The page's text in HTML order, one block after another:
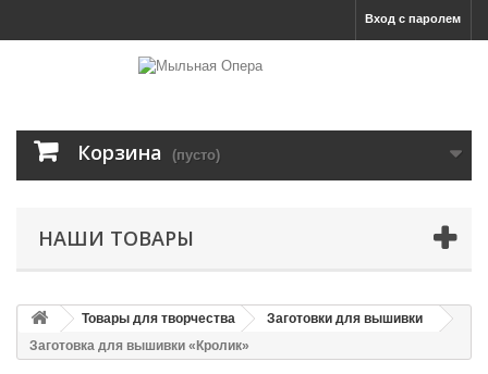
Вход с паролем
Корзина (пусто)
НАШИ ТОВАРЫ
Товары для творчества
Заготовки для вышивки
Заготовка для вышивки «Кролик»